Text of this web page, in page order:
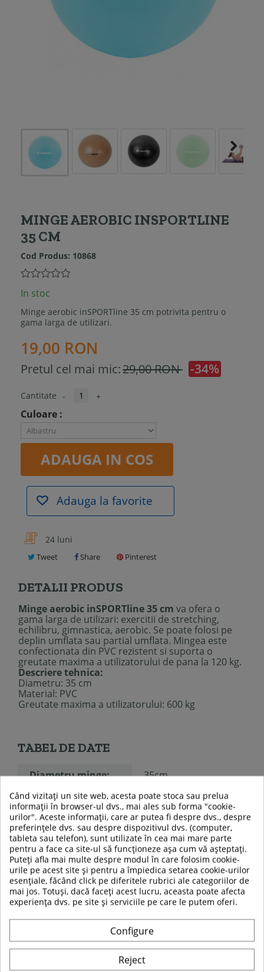
MINGE AEROBIC INSPORTLINE
35 CM
Cod Produs: 10868
In stoc
Minge aerobic inSPORTline 35 cm potrivita pentru o
gama larga de utilizari.
19,00 RON
Pretul cel mai mic:29,00 RON -34%
Cantitate - +
Culoare :
ADAUGA IN COS
Adauga la favorite
24 luni
Tweet Share Pinterest
DETALII PRODUS
Minge aerobic inSPORTline 35 cm va ofera o
gama larga de utilizari: exercitii de stretching,
echilibru, gimnastica, aerobic. Se poate folosi pe
deplin umflata sau partial umflata. Mingea este
confectionata din PVC rezistent si suporta o
greutate maxima a utilizatorului de pana la 120 kg.
Descriere tehnica:
Diametru: 35 cm
Material: PVC
Greutate maxima a utilizatorului: 600 kg
TABEL DE DATE
Diametru minge:
35cm
Greutate produs:
0.5 kg
Material
PVC
Material de
umplutura
Aer
Tip produs
Minge
Culoare
Albastru
Aerobic
Interior
Când vizitați un site web, acesta poate stoca sau prelua
informații în browser-ul dvs., mai ales sub forma "cookie-
urilor". Aceste informații, care ar putea fi despre dvs., despre
preferințele dvs. sau despre dispozitivul dvs. (computer,
tableta sau telefon), sunt utilizate în cea mai mare parte
pentru a face ca site-ul să funcționeze așa cum vă așteptați.
Puteți afla mai multe despre modul în care folosim cookie-
urile pe acest site și pentru a împiedica setarea cookie-urilor
esențiale, făcând click pe diferitele rubrici ale categoriilor de
mai jos. Totuși, dacă faceți acest lucru, aceasta poate afecta
experiența dvs. pe site și serviciile pe care le putem oferi.
Configure
Reject